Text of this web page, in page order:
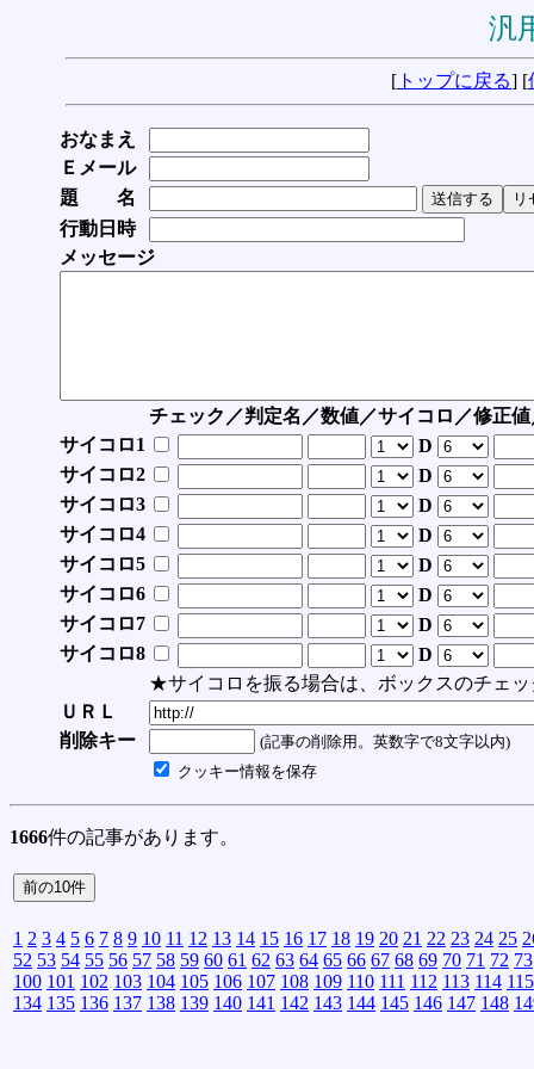
汎
[ トップに戻る] [
おなまえ
Ｅメール
題 名
行動日時
メッセージ
チェック／判定名／数値／サイコロ／修正
サイコロ1
D
サイコロ2
D
サイコロ3
D
サイコロ4
D
サイコロ5
D
サイコロ6
D
サイコロ7
D
サイコロ8
D
★サイコロを振る場合は、ボックスのチェッ
ＵＲＬ
削除キー
(記事の削除用。英数字で8文字以内)
クッキー情報を保存
1666件の記事があります。
1 2 3 4 5 6 7 8 9 10 11 12 13 14 15 16 17 18 19 20 21 22 23 24 25
52 53 54 55 56 57 58 59 60 61 62 63 64 65 66 67 68 69 70 71 72 73
100 101 102 103 104 105 106 107 108 109 110 111 112 113 114 115
134 135 136 137 138 139 140 141 142 143 144 145 146 147 148